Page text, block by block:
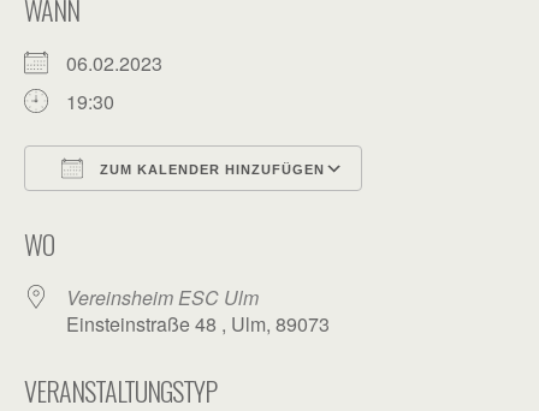
WANN
06.02.2023
19:30
ZUM KALENDER HINZUFÜGEN
WO
Vereinsheim ESC Ulm
Einsteinstraße 48 , Ulm, 89073
VERANSTALTUNGSTYP